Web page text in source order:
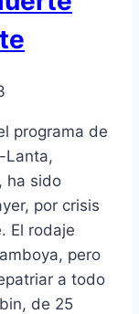
programa de
Lanta,
ha sido
por crisis
El rodaje
pero
a todo
de 25